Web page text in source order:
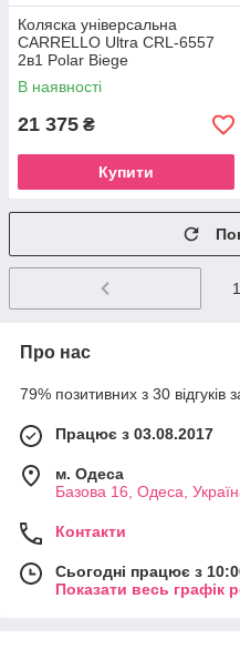
Коляска універсальна
CARRELLO Ultra CRL-6557
2в1 Polar Biege
В наявності
21 375 ₴
Купити
1
Про нас
79% позитивних з 30 відгуків
Працює з 03.08.2017
м. Одеса
Базова 16, Одеса,
Контакти
Сьогодні працює з
Показати весь графік